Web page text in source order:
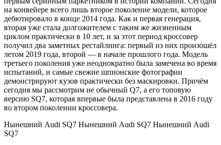
на конвейере всего лишь второе поколение модели, которое
дебютировало в конце 2014 года. Как и первая генерация,
вторая уже стала долгожителем с таким же жизненным
циклом практически в 10 лет, и за этот период кроссовер
получил два заметных рестайлинга: первый из них произошёл
летом 2019 года, второй — в начале прошлого года. Модель
третьего поколения уже неоднократно была замечена во время
испытаний, и самые свежие шпионские фотографии
демонстрируют кузов практически без маскировки. Причём
сегодня мы рассмотрим не обычный Q7, а его топовую
версию SQ7, которая впервые была представлена в 2016 году
во втором поколении кроссовера.
Нынешний Audi SQ7 Нынешний Audi SQ7 Нынешний Audi
SQ7